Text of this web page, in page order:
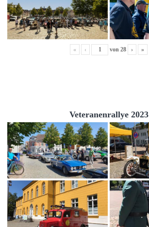
« ‹ von 28 › »
Veteranenrallye 2023